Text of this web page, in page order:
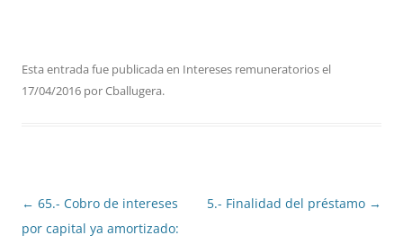
Esta entrada fue publicada en Intereses remuneratoriosel
17/04/2016 porCballugera.
Navegación
de
← 65.- Cobro de intereses
por capital ya amortizado:
5.- Finalidad del préstamo →